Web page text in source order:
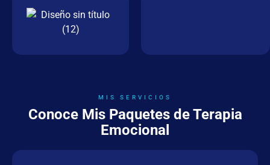
MIS SERVICIOS
Conoce Mis Paquetes de Terapia
Emocional